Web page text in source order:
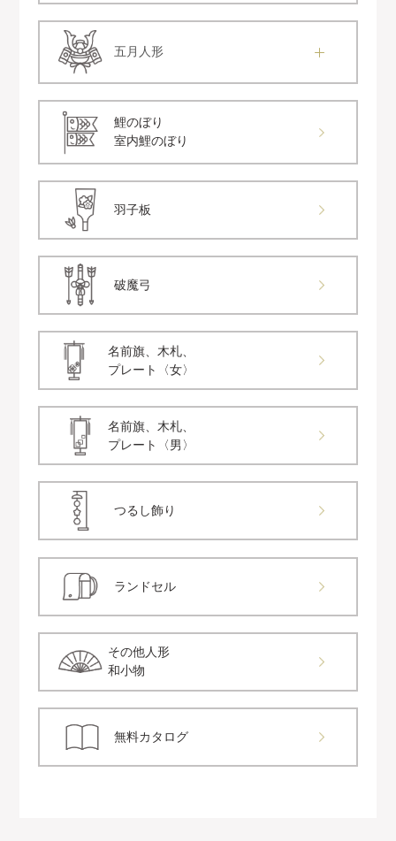
五月人形
鯉のぼり
室内鯉のぼり
羽子板
破魔弓
名前旗、木札、
プレート〈女〉
名前旗、木札、
プレート〈男〉
つるし飾り
ランドセル
その他人形
和小物
無料カタログ